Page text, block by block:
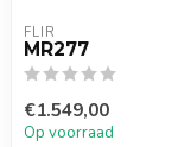
FLIR
MR277
€1.549,00
Op voorraad